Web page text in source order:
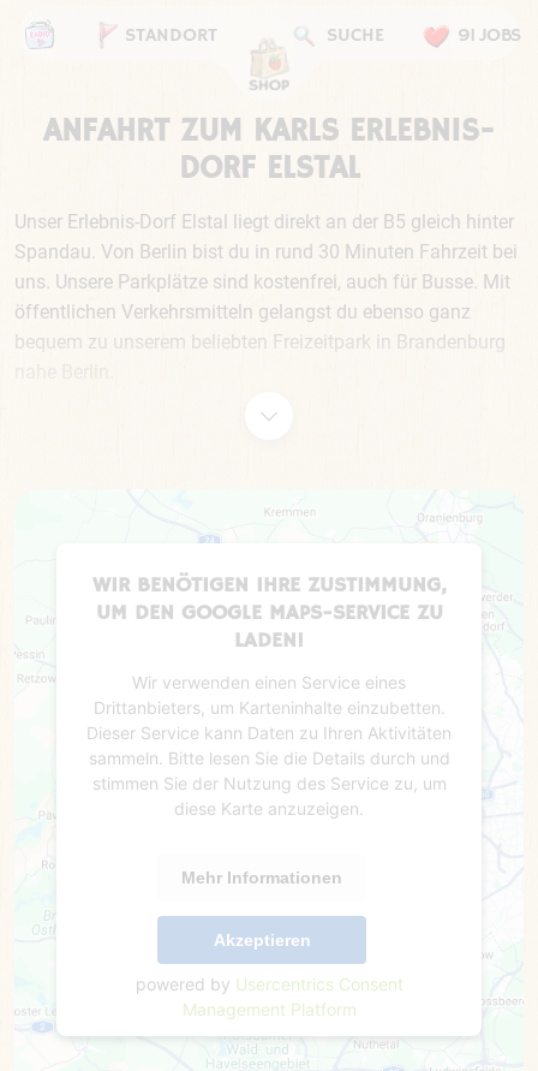
STANDORT SUCHE 91 JOBS
ANFAHRT ZUM KARLS ERLEBNIS-
DORF ELSTAL
Unser Erlebnis-Dorf Elstal liegt direkt an der B5 gleich hinter
Spandau. Von Berlin bist du in rund 30 Minuten Fahrzeit bei
uns. Unsere Parkplätze sind kostenfrei, auch für Busse. Mit
öffentlichen Verkehrsmitteln gelangst du ebenso ganz
bequem zu unserem beliebten Freizeitpark in Brandenburg
WIR BENÖTIGEN IHRE ZUSTIMMUNG,
UM DEN GOOGLE MAPS-SERVICE ZU
LADEN!
Wir verwenden einen Service eines
Drittanbieters, um Karteninhalte einzubetten.
Dieser Service kann Daten zu Ihren Aktivitäten
sammeln. Bitte lesen Sie die Details durch und
stimmen Sie der Nutzung des Service zu, um
diese Karte anzuzeigen.
Mehr Informationen
Akzeptieren
powered by Usercentrics Consent
Management Platform